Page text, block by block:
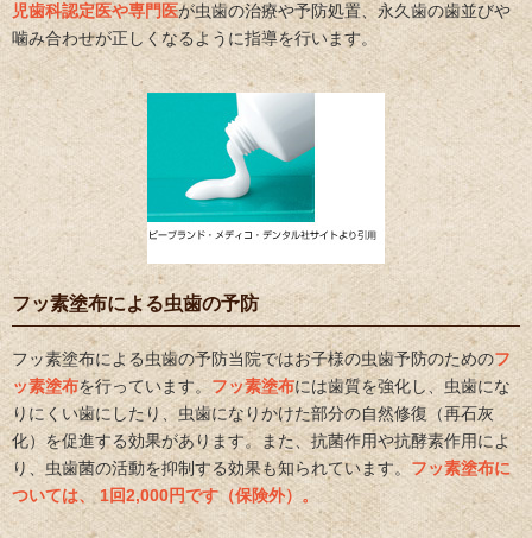
児歯科認定医や専門医が虫歯の治療や予防処置、永久歯の歯並びや
噛み合わせが正しくなるように指導を行います。
フッ素塗布による虫歯の予防
フッ素塗布による虫歯の予防当院ではお子様の虫歯予防のためのフ
ッ素塗布を行っています。 フッ素塗布には歯質を強化し、虫歯にな
りにくい歯にしたり、虫歯になりかけた部分の自然修復（再石灰
化）を促進する効果があります。また、抗菌作用や抗酵素作用によ
り、虫歯菌の活動を抑制する効果も知られています。フッ素塗布に
ついては、 1回2,000円です（保険外）。